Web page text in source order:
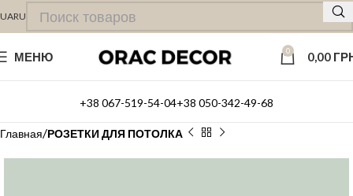
UARU
МЕНЮ 0 0,00
+38 067-519-54-04+38 050-342-49-68
Главная РОЗЕТКИ ДЛЯ ПОТОЛКА